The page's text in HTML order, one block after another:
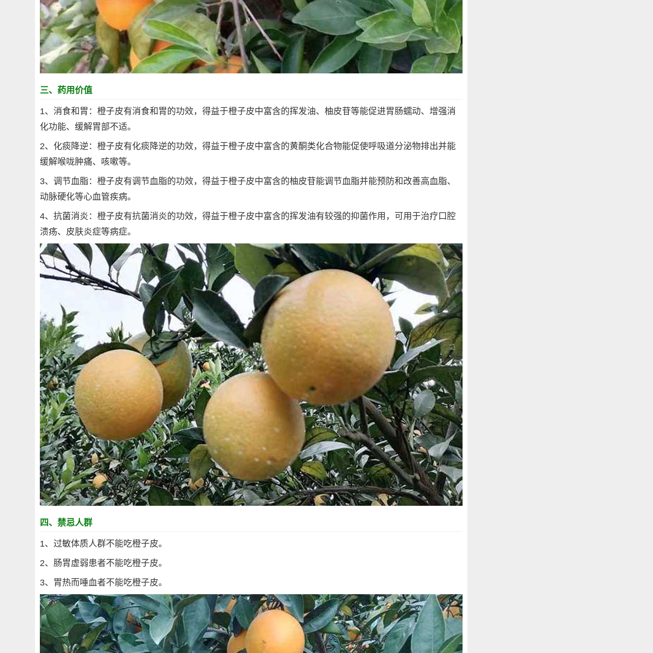
三、药用价值
1、消食和胃：橙子皮有消食和胃的功效，得益于橙子皮中富含的挥发油、柚皮苷等能促进胃肠蠕动、增强消
化功能、缓解胃部不适。
2、化痰降逆：橙子皮有化痰降逆的功效，得益于橙子皮中富含的黄酮类化合物能促使呼吸道分泌物排出并能
缓解喉咙肿痛、咳嗽等。
3、调节血脂：橙子皮有调节血脂的功效，得益于橙子皮中富含的柚皮苷能调节血脂并能预防和改善高血脂、
动脉硬化等心血管疾病。
4、抗菌消炎：橙子皮有抗菌消炎的功效，得益于橙子皮中富含的挥发油有较强的抑菌作用，可用于治疗口腔
溃疡、皮肤炎症等病症。
四、禁忌人群
1、过敏体质人群不能吃橙子皮。
2、肠胃虚弱患者不能吃橙子皮。
3、胃热而唾血者不能吃橙子皮。